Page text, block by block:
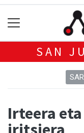
SAN
Irteera